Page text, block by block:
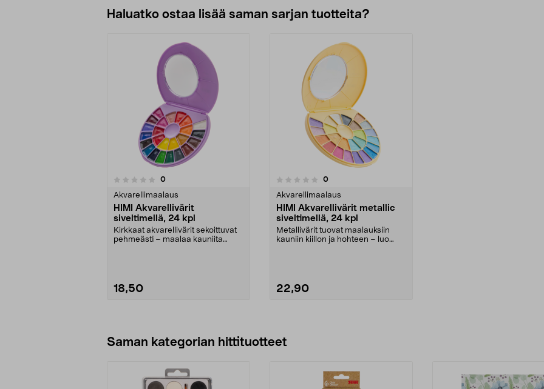
Haluatko ostaa lisää saman sarjan tuotteita?
0arvostelut
Akvarellimaalaus
HIMI Akvarellivärit
siveltimellä, 24 kpl
Kirkkaat akvarellivärit sekoittuvat
pehmeästi – maalaa kauniita
18,50
0.0 viidestä
0arvostelut
Akvarellimaalaus
HIMI Akvarellivärit metallic
siveltimellä, 24 kpl
Metallivärit tuovat maalauksiin
kauniin kiillon ja hohteen – luo
22,90
Saman kategorian hittituotteet